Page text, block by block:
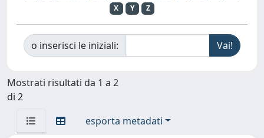
X
Y Z
o inserisci le iniziali:
Mostrati risultati da 1 a 2
di 2
esporta metadati